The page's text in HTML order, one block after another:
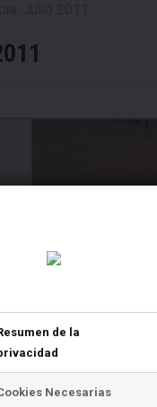
de la
Necesarias